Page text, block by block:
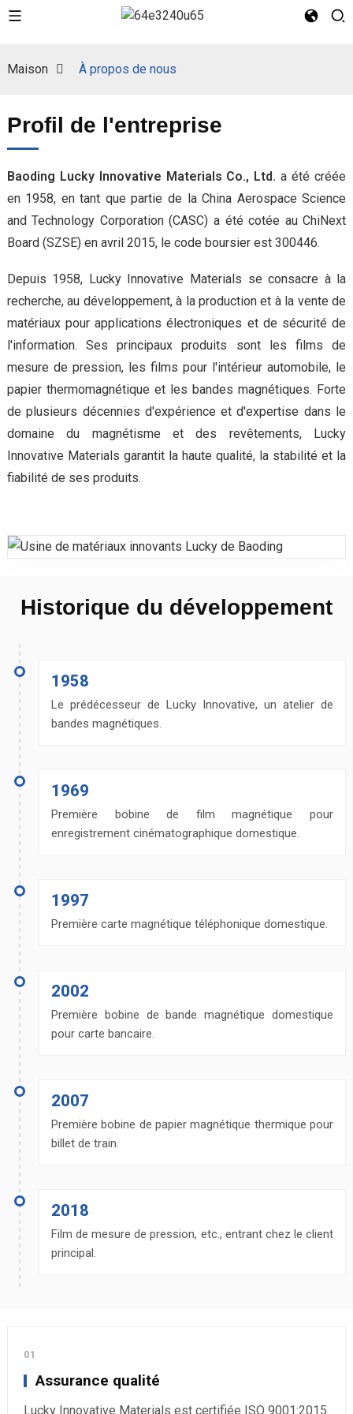
Maison À propos de nous
Profil de l'entreprise
Baoding Lucky Innovative Materials Co., Ltd. a été créée
en 1958, en tant que partie de la China Aerospace Science
and Technology Corporation (CASC) a été cotée au ChiNext
Board (SZSE) en avril 2015, le code boursier est 300446.
Depuis 1958, Lucky Innovative Materials se consacre à la
recherche, au développement, à la production et à la vente de
matériaux pour applications électroniques et de sécurité de
l'information. Ses principaux produits sont les films de
mesure de pression, les films pour l'intérieur automobile, le
papier thermomagnétique et les bandes magnétiques. Forte
de plusieurs décennies d'expérience et d'expertise dans le
domaine du magnétisme et des revêtements, Lucky
Innovative Materials garantit la haute qualité, la stabilité et la
fiabilité de ses produits.
Historique du développement
1958
Le prédécesseur de Lucky Innovative, un atelier de
bandes magnétiques.
1969
Première bobine de film magnétique pour
enregistrement cinématographique domestique.
1997
Première carte magnétique téléphonique domestique.
2002
Première bobine de bande magnétique domestique
pour carte bancaire.
2007
Première bobine de papier magnétique thermique pour
billet de train.
2018
Film de mesure de pression, etc., entrant chez le client
principal.
01
Assurance qualité
Lucky Innovative Materials est certifiée ISO 9001:2015